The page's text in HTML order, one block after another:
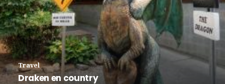
Travel
Draken en country